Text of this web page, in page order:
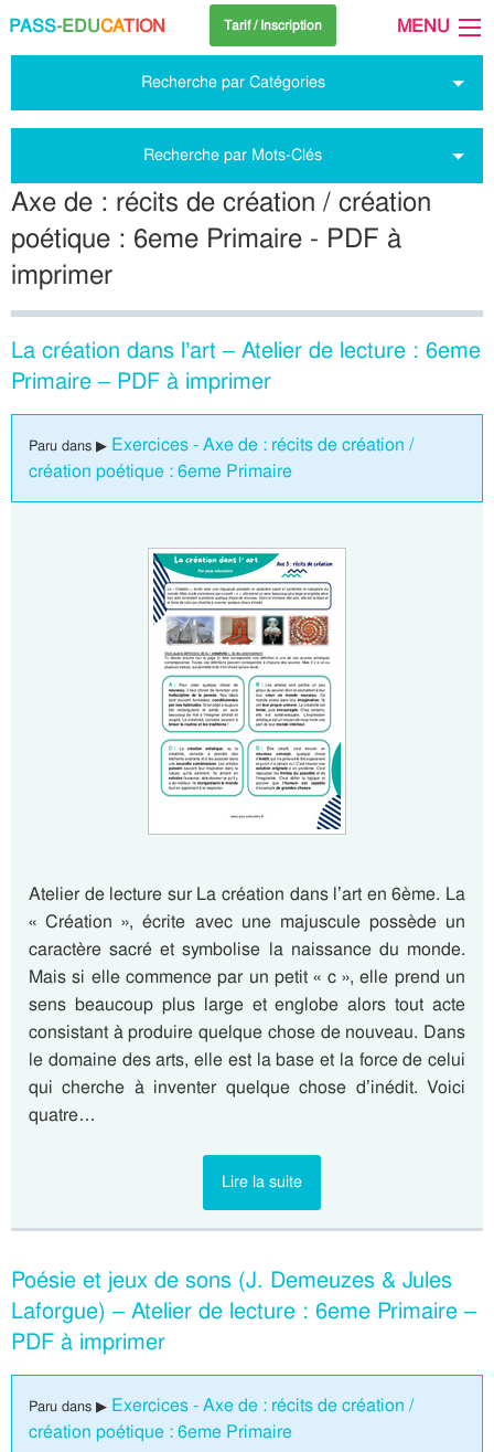
PASS-EDUCATION Tarif / Inscription MENU
Recherche par Catégories
Recherche par Mots-Clés
Axe de : récits de création / création
poétique : 6eme Primaire - PDF à
imprimer
La création dans l’art – Atelier de lecture : 6eme
Primaire – PDF à imprimer
Paru dans ▶ Exercices - Axe de : récits de création /
création poétique : 6eme Primaire
Atelier de lecture sur La création dans l’art en 6ème. La
« Création », écrite avec une majuscule possède un
caractère sacré et symbolise la naissance du monde.
Mais si elle commence par un petit « c », elle prend un
sens beaucoup plus large et englobe alors tout acte
consistant à produire quelque chose de nouveau. Dans
le domaine des arts, elle est la base et la force de celui
qui cherche à inventer quelque chose d’inédit. Voici
quatre…
Lire la suite
Poésie et jeux de sons (J. Demeuzes & Jules
Laforgue) – Atelier de lecture : 6eme Primaire –
PDF à imprimer
Paru dans ▶ Exercices - Axe de : récits de création /
création poétique : 6eme Primaire